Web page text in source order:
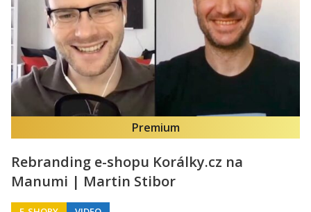
Premium
Rebranding e-shopu Korálky.cz na
Manumi | Martin Stibor